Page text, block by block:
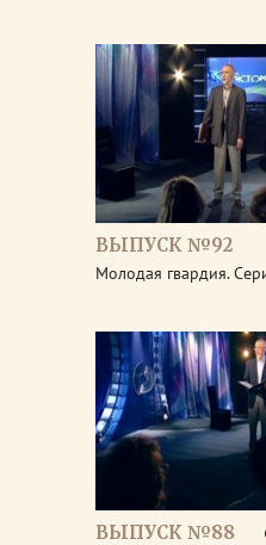
ВЫПУСК №92
Молодая гвардия.
ВЫПУСК №88